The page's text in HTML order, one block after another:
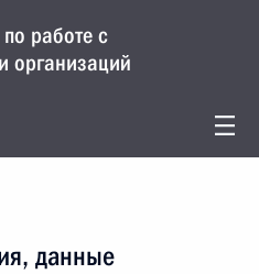
работе с
организаций
данные